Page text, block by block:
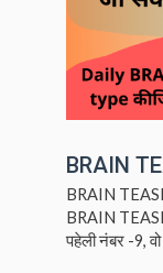
BRAIN
BRAIN
BRAIN
पहेली नंबर -9,